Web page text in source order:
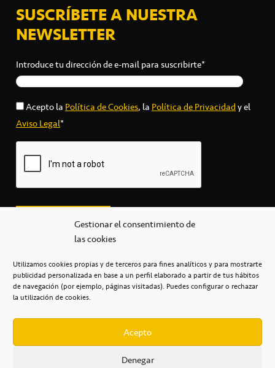
Gestionar el consentimiento de
las cookies
Utilizamos cookies propias y de terceros para fines analíticos y para mostrarte
publicidad personalizada en base a un perfil elaborado a partir de tus hábitos
de navegación (por ejemplo, páginas visitadas). Puedes configurar o rechazar
la utilización de cookies.
Acepto
Denegar
SUSCRÍBETE A NUESTRA
NEWSLETTER
Introduce tu dirección de e-mail para suscribirte*
Acepto la Política de Cookies, la Política de Privacidady el
Aviso Legal*
secretaria@cbcanarias.es
+34 922 253 684
Casa del Deporte / 38108 – La Laguna